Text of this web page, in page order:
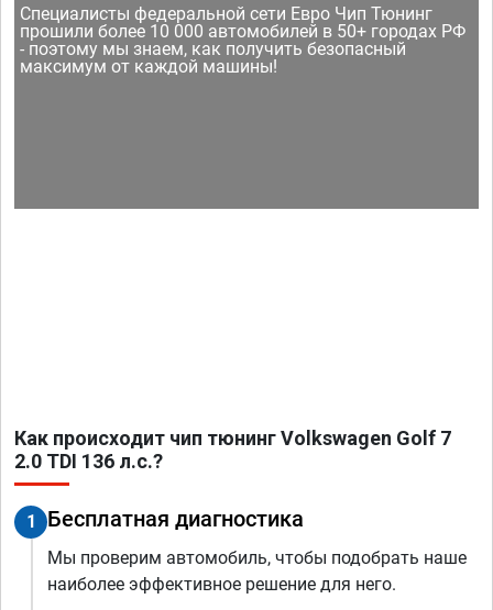
Специалисты федеральной сети Евро Чип Тюнинг
прошили более 10 000 автомобилей в 50+ городах РФ
- поэтому мы знаем, как получить безопасный
максимум от каждой машины!
Как происходит чип тюнинг Volkswagen Golf 7
2.0 TDI 136 л.с.?
1 Бесплатная диагностика
Мы проверим автомобиль, чтобы подобрать наше
наиболее эффективное решение для него.